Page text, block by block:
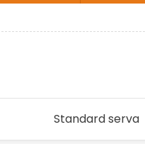
Standard serva